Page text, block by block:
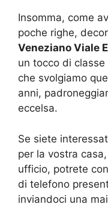
Insomma, come
poche righe,
Veneziano Viale
un tocco di
che svolgiamo
anni,
eccelsa.
Se siete
per la vostra
ufficio, potrete
di telefono
inviandoci una